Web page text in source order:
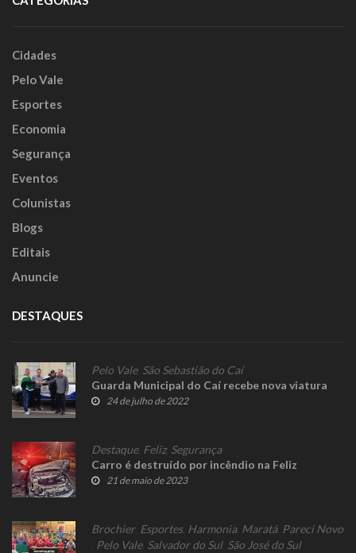
Cidades
Pelo Vale
Esportes
Economia
Segurança
Eventos
Colunistas
Blogs
Editais
Anuncie
DESTAQUES
Pelo Vale, São Sebastião do Caí
Guarda Municipal do Caí recebe nova viatura
24 de julho de 2022
Destaque, Feliz, Segurança
Carro é destruído por incêndio na Feliz
21 de maio de 2023
Brochier, Esportes, Harmonia, Maratá, Pareci Novo
Pelo Vale, Salvador do Sul, São José do Sul